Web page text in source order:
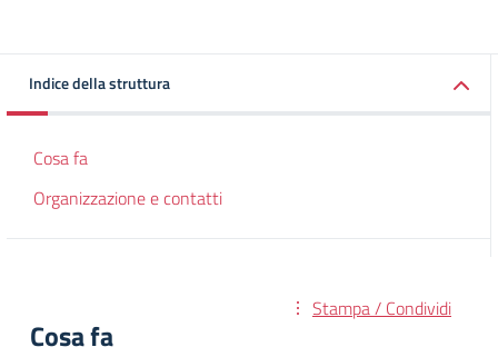
Indice della struttura
Cosa fa
Organizzazione e contatti
Stampa / Condividi
Cosa fa